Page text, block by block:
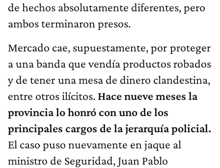
de hechos absolutamente diferentes, pero
ambos terminaron presos.
Mercado cae, supuestamente, por proteger
a una banda que vendía productos robados
y de tener una mesa de dinero clandestina,
entre otros ilícitos. Hace nueve meses la
provincia lo honró con uno de los
principales cargos de la jerarquía policial.
El caso puso nuevamente en jaque al
ministro de Seguridad, Juan Pablo